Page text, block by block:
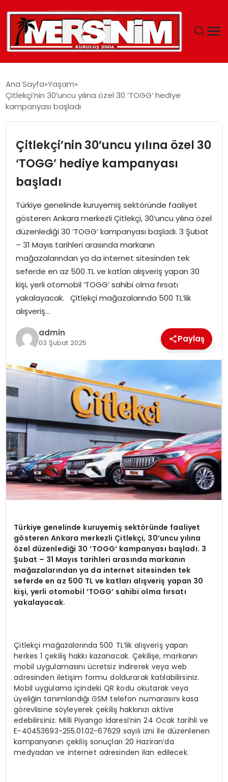
YAŞAM
SAĞLIK
EĞITIM
SPOR
EKONOMI
MAGAZIN
DÜNYA
OTOMOBIL
Ana Sayfa Yaşam
Çitlekçi’nin 30’uncu yılına özel 30 ‘TOGG’ hediye
kampanyası başladı
Çitlekçi’nin 30’uncu yılına özel 30
‘TOGG’ hediye kampanyası
başladı
Türkiye genelinde kuruyemiş sektöründe faaliyet
gösteren Ankara merkezli Çitlekçi, 30’uncu yılına özel
düzenlediği 30 ‘TOGG‘ kampanyası başladı. 3 Şubat
– 31 Mayıs tarihleri arasında markanın
mağazalarından ya da internet sitesinden tek
seferde en az 500 TL ve katları alışveriş yapan 30
kişi, yerli otomobil ‘TOGG’ sahibi olma fırsatı
yakalayacak. Çitlekçi mağazalarında 500 TL’lik
alışveriş…
admin
03 Şubat 2025 Paylaş
Türkiye genelinde kuruyemiş sektöründe faaliyet
gösteren Ankara merkezli Çitlekçi, 30’uncu yılına
özel düzenlediği 30 ‘TOGG‘ kampanyası başladı. 3
Şubat – 31 Mayıs tarihleri arasında markanın
mağazalarından ya da internet sitesinden tek
seferde en az 500 TL ve katları alışveriş yapan 30
kişi, yerli otomobil ‘TOGG’ sahibi olma fırsatı
yakalayacak.
Çitlekçi mağazalarında 500 TL’lik alışveriş yapan
herkes 1 çekiliş hakkı kazanacak. Çekilişe, markanın
mobil uygulamasını ücretsiz indirerek veya web
adresinden iletişim formu doldurarak katılabilirsiniz.
Mobil uygulama içindeki QR kodu okutarak veya
üyeliğin tanımlandığı GSM telefon numarasını kasa
görevlisine söyleyerek çekiliş hakkınızı aktive
edebilirsiniz. Milli Piyango İdaresi’nin 24 Ocak tarihli ve
E-40453693-255.01.02-67629 sayılı izni ile düzenlenen
kampanyanın çekiliş sonuçları 20 Haziran’da
medyadan ve internet adresinden ilan edilecek.